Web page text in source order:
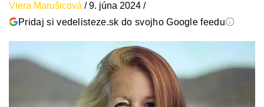
Viera Marušicová /9. júna 2024 /
Pridaj si vedelisteze.sk do svojho Google feedu